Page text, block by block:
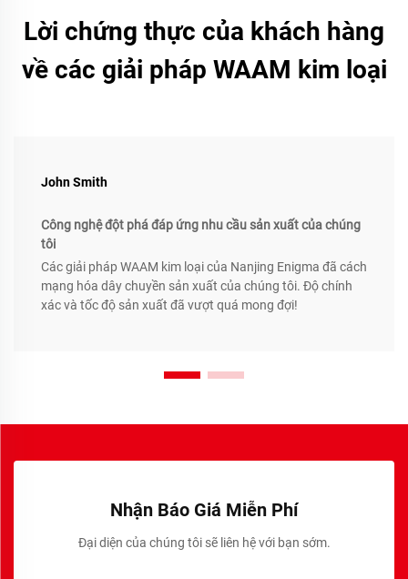
Lời chứng thực của khách hàng
về các giải pháp WAAM kim loại
John Smith
Công nghệ đột phá đáp ứng nhu cầu sản xuất của chúng
tôi
Các giải pháp WAAM kim loại của Nanjing Enigma đã cách
mạng hóa dây chuyền sản xuất của chúng tôi. Độ chính
xác và tốc độ sản xuất đã vượt quá mong đợi!
Nhận Báo Giá Miễn Phí
Đại diện của chúng tôi sẽ liên hệ với bạn sớm.